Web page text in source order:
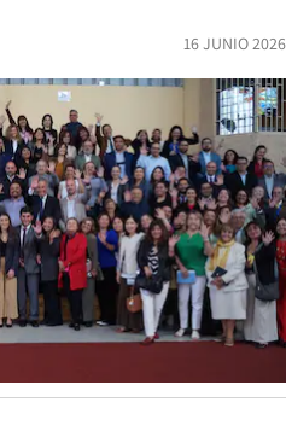
16 JUNIO 2026